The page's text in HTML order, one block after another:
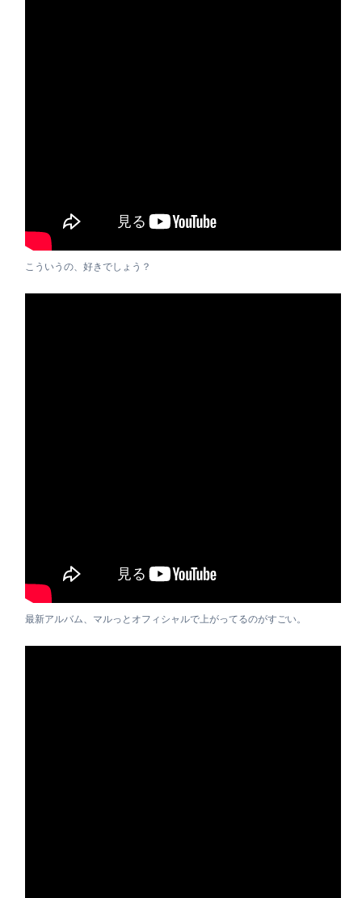
こういうの、好きでしょう？
最新アルバム、マルっとオフィシャルで上がってるのがすごい。